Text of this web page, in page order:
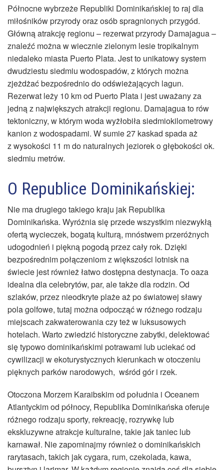
Północne wybrzeże Republiki Dominikańskiej to raj dla
miłośników przyrody oraz osób spragnionych przygód.
Główną atrakcję regionu – rezerwat przyrody Damajagua –
znaleźć można w wiecznie zielonym lesie tropikalnym
niedaleko miasta Puerto Plata. Jest to unikatowy system
dwudziestu siedmiu wodospadów, z których można
zjeżdżać bezpośrednio do odświeżających lagun.
Rezerwat leży 10 km od Puerto Plata i jest uważany za
jedną z największych atrakcji regionu. Damajagua to rów
tektoniczny, w którym woda wyżłobiła siedmiokilometrowy
kanion z wodospadami. W sumie 27 kaskad spada aż
z wysokości 11 m do naturalnych jeziorek o głębokości ok.
siedmiu metrów.
O Republice Dominikańskiej:
Nie ma drugiego takiego kraju jak Republika
Dominikańska. Wyróżnia się przede wszystkim niezwykłą
ofertą wycieczek, bogatą kulturą, mnóstwem przeróżnych
udogodnień i piękną pogodą przez cały rok. Dzięki
bezpośrednim połączeniom z większości lotnisk na
świecie jest również łatwo dostępna destynacja. To oaza
idealna dla celebrytów, par, ale także dla rodzin. Od
szlaków, przez nieodkryte plaże aż po światowej sławy
pola golfowe, tutaj można odpocząć w różnego rodzaju
miejscach zakwaterowania czy też w luksusowych
hotelach. Warto zwiedzić historyczne zabytki, delektować
się typowo dominikańskimi potrawami lub uciekać od
cywilizacji w ekoturystycznych kierunkach w otoczeniu
pięknych parków narodowych, wśród gór i rzek.
Otoczona Morzem Karaibskim od południa i Oceanem
Atlantyckim od północy, Republika Dominikańska oferuje
różnego rodzaju sporty, rekreację, rozrywkę lub
ekskluzywne atrakcje kulturalne, takie jak taniec lub
karnawał. Nie zapominajmy również o dominikańskich
rarytasach, takich jak cygara, rum, czekolada, kawa,